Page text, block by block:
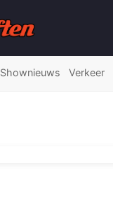
Shownieuws Verkeer